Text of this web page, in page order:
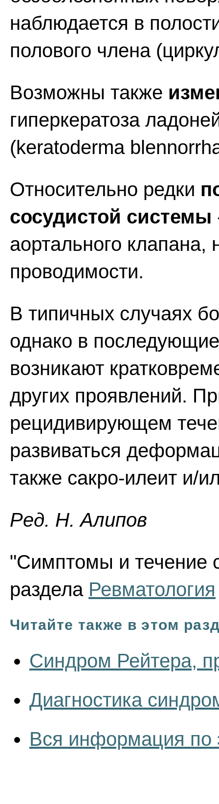
наблюдается в
полового члена
Возможны также
гиперкератоза
(keratoderma
Относительно редки
сосудистой системы
аортального
проводимости.
В типичных случаях
однако в
возникают
других проявлений.
рецидивирующем
развиваться
также сакро-илеит и/
Ред. Н. Алипов
"Симптомы и течение
раздела Ревматология
Читайте также в этом
Синдром Рейтера,
Диагностика
Вся информация по